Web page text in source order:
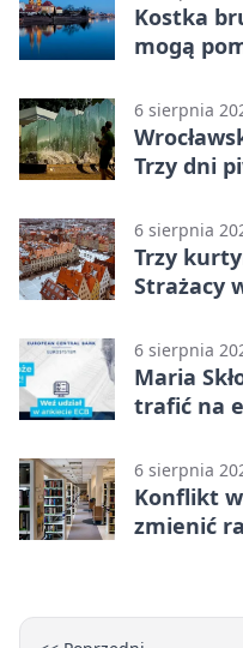
Kostka
mogą
6 sierpnia
Trzy dni
6 sierpnia
Trzy
Strażacy
6 sierpnia
Maria
trafić na
6 sierpnia
Konflikt
zmienić